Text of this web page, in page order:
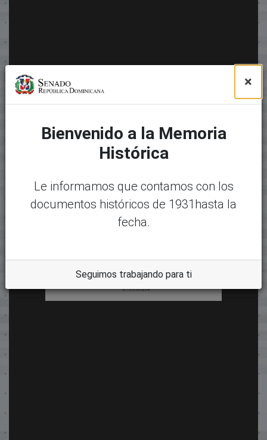
×
Bienvenido a la Memoria
Histórica
Le informamos que contamos con los
documentos históricos de 1931hasta la
fecha.
Seguimos trabajando para ti